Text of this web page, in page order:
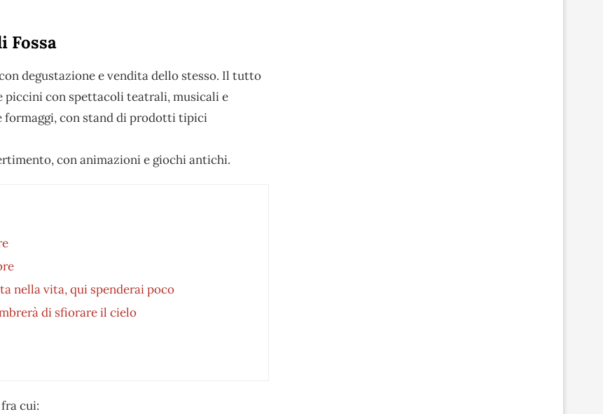
Fossa
degustazione e vendita dello stesso. Il tutto
piccini con spettacoli teatrali, musicali e
formaggi, con stand di prodotti tipici
con animazioni e giochi antichi.
nella vita, qui spenderai poco
di sfiorare il cielo
cui: